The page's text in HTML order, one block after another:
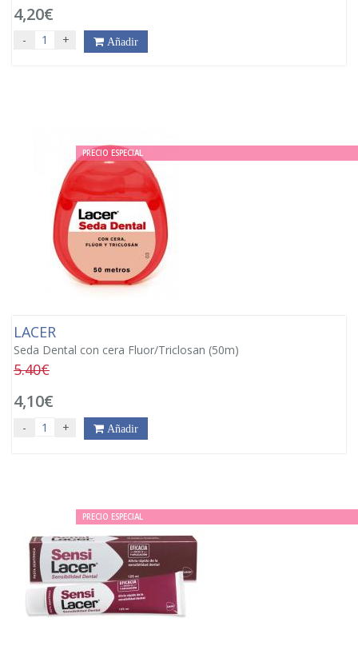
4,20€
- + Añadir
PRECIO ESPECIAL
LACER
Seda Dental con cera Fluor/Triclosan (50m)
5.40€
4,10€
- + Añadir
PRECIO ESPECIAL